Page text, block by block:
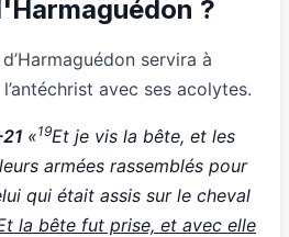
?
servira à
avec ses acolytes.
«19Et je vis la bête, et les
armées rassemblés pour
qui était assis sur le cheval
la bête fut prise, et avec elle